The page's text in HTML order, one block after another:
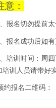
意：
、报名切勿提前
、报名成功后如
、培训时间：周
培训人员请带好
约报名二维码：